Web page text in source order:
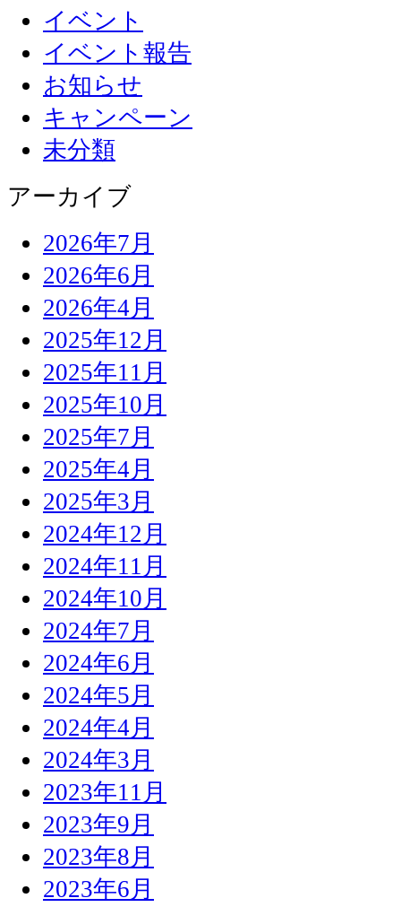
イベント
イベント報告
お知らせ
キャンペーン
未分類
アーカイブ
2026年7月
2026年6月
2026年4月
2025年12月
2025年11月
2025年10月
2025年7月
2025年4月
2025年3月
2024年12月
2024年11月
2024年10月
2024年7月
2024年6月
2024年5月
2024年4月
2024年3月
2023年11月
2023年9月
2023年8月
2023年6月